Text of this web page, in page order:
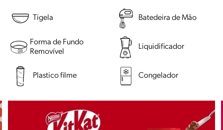
Tigela Batedeira de Mão
Forma de Fundo
Removível
Liquidificador
Plastico filme Congelador